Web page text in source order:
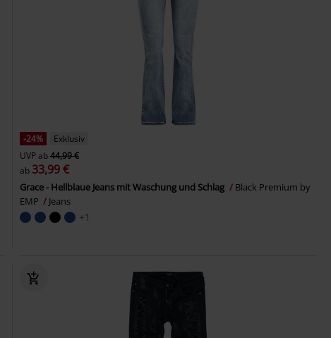
-24%
Exklusiv
UVPab44,99 €
ab 33,99 €
Grace - Hellblaue Jeans mit Waschung und Schlag
Black Premium by
EMP
Jeans
+1